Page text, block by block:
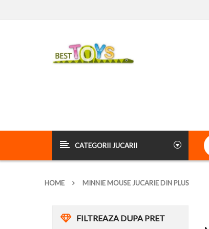
CATEGORII JUCARII
HOME MINNIE MOUSE JUCARIE DIN PLUS
FILTREAZA DUPA PRET